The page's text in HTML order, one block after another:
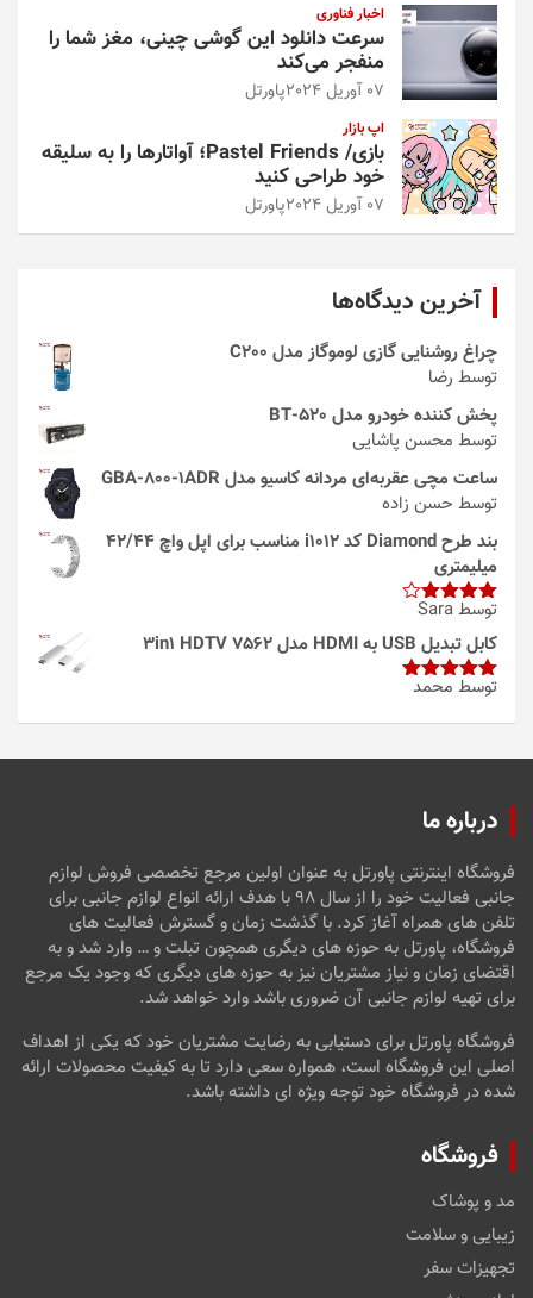
اخبار فناوری
سرعت دانلود این گوشی چینی، مغز شما را
منفجر می‌کند
07 آوریل 2024 پاورتل
اپ بازار
بازی/ Pastel Friends؛ آواتارها را به سلیقه
خود طراحی کنید
07 آوریل 2024 پاورتل
آخرین دیدگاه‌ها
چراغ روشنایی گازی لوموگاز مدل C200
توسط رضا
پخش کننده خودرو مدل 520-BT
توسط محسن پاشایی
ساعت مچی عقربه‌ای مردانه کاسیو مدل GBA-800-1ADR
توسط حسن زاده
بند طرح Diamond کد i1012 مناسب برای اپل واچ 42/44
میلیمتری
امتیاز4
از 5
توسط Sara
کابل تبدیل USB به HDMI مدل 3in1 HDTV 7562
امتیاز5از
توسط محمد
درباره ما
فروشگاه اینترنتی پاورتل به عنوان اولین مرجع تخصصی فروش لوازم
جانبی فعالیت خود را از سال ۹۸ با هدف ارائه انواع لوازم جانبی برای
تلفن های همراه آغاز کرد. با گذشت زمان و گسترش فعالیت های
فروشگاه، پاورتل به حوزه های دیگری همچون تبلت و … وارد شد و به
اقتضای زمان و نیاز مشتریان نیز به حوزه های دیگری که وجود یک مرجع
برای تهیه لوازم جانبی آن ضروری باشد وارد خواهد شد.
فروشگاه پاورتل برای دستیابی به رضایت مشتریان خود که یکی از اهداف
اصلی این فروشگاه است، همواره سعی دارد تا به کیفیت محصولات ارائه
شده در فروشگاه خود توجه ویژه ای داشته باشد.
فروشگاه
مد و پوشاک
زیبایی و سلامت
تجهیزات سفر